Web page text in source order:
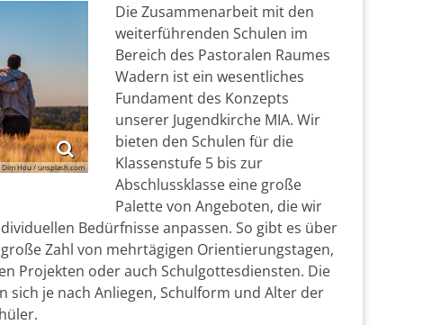
Hou / unsplash.com
Die Zusammenarbeit mit den
weiterführenden Schulen im
Bereich des Pastoralen Raumes
Wadern ist ein wesentliches
Fundament des Konzepts
unserer Jugendkirche MIA. Wir
bieten den Schulen für die
Klassenstufe 5 bis zur
Abschlussklasse eine große
Palette von Angeboten, die wir
Bedürfnisse anpassen. So gibt es über
Zahl von mehrtägigen Orientierungstagen,
Projekten oder auch Schulgottesdiensten. Die
sich je nach Anliegen, Schulform und Alter der